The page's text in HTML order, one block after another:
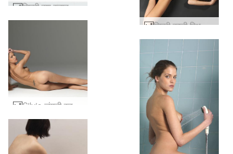
सिल्वी बुश स्नान #108
सिल्वी काली विधवा #35